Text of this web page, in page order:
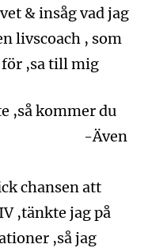
& insåg vad jag
livscoach , som
,sa till mig
,så kommer du
-Även
ont !
att
,tänkte jag på
,så jag